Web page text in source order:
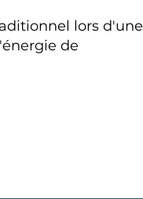
lors d'une
de